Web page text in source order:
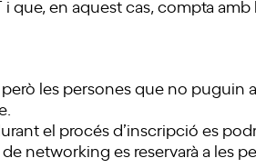
i que, en aquest cas, compta
les persones que no puguin
el procés d’inscripció es
networking es reservarà a les